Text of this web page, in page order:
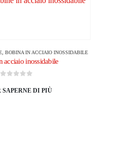
, BOBINA IN ACCIAIO INOSSIDABILE
acciaio inossidabile
SAPERNE DI PIÙ